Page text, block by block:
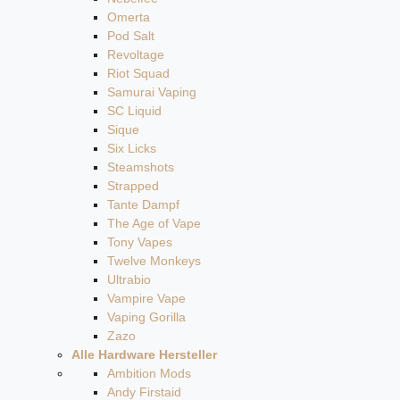
Omerta
Pod Salt
Revoltage
Riot Squad
Samurai Vaping
SC Liquid
Sique
Six Licks
Steamshots
Strapped
Tante Dampf
The Age of Vape
Tony Vapes
Twelve Monkeys
Ultrabio
Vampire Vape
Vaping Gorilla
Zazo
Alle Hardware Hersteller
Ambition Mods
Andy Firstaid